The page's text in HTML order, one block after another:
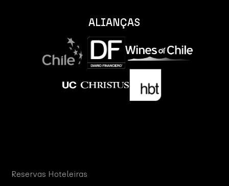
ALIANÇAS
Reservas Hoteleiras